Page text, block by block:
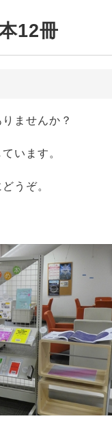
12冊
ませんか？
います。
うぞ。